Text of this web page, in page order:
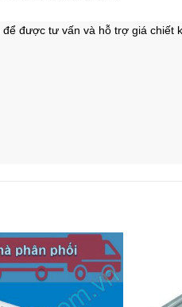
để được tư vấn và hỗ trợ giá chiết